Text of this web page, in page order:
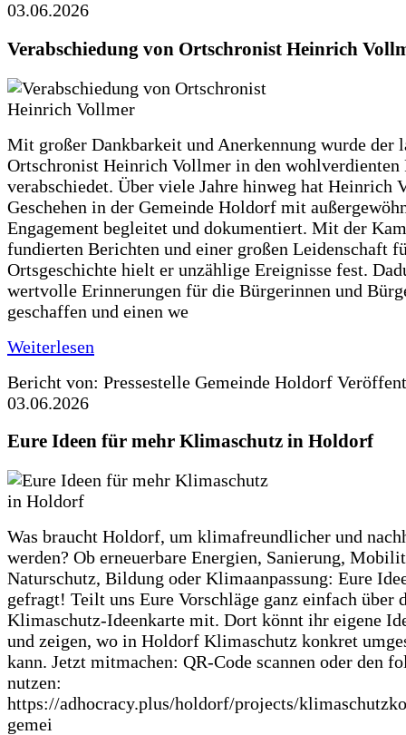
03.06.2026
Verabschiedung von Ortschronist Heinrich
Mit großer Dankbarkeit und Anerkennung wurde der
Ortschronist Heinrich Vollmer in den wohlverdienten
verabschiedet. Über viele Jahre hinweg hat Heinrich
Geschehen in der Gemeinde Holdorf mit
Engagement begleitet und dokumentiert. Mit der
fundierten Berichten und einer großen Leidenschaft
Ortsgeschichte hielt er unzählige Ereignisse fest.
wertvolle Erinnerungen für die Bürgerinnen und
geschaffen und einen we
Weiterlesen
Bericht von: Pressestelle Gemeinde Holdorf
03.06.2026
Eure Ideen für mehr Klimaschutz in Holdorf
Was braucht Holdorf, um klimafreundlicher und
werden? Ob erneuerbare Energien, Sanierung,
Naturschutz, Bildung oder Klimaanpassung: Eure
gefragt! Teilt uns Eure Vorschläge ganz einfach über
Klimaschutz-Ideenkarte mit. Dort könnt ihr eigene
und zeigen, wo in Holdorf Klimaschutz konkret
kann. Jetzt mitmachen: QR-Code scannen oder den
nutzen:
https://adhocracy.plus/holdorf/projects/
gemei